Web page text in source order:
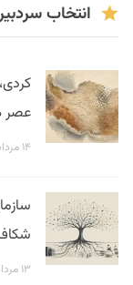
انتخاب
عصر
۱۴ مرداد ۱۴۰۵
۱۳ مرداد ۱۴۰۵